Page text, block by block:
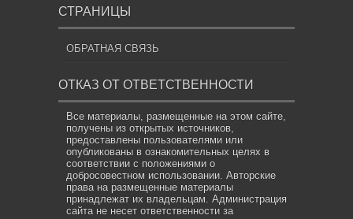
СТРАНИЦЫ
ОБРАТНАЯ СВЯЗЬ
ОТКАЗ ОТ ОТВЕТСТВЕННОСТИ
Все материалы, размещенные на этом сайте,
получены из открытых источников,
предоставлены пользователями или
опубликованы в ознакомительных целях в
соответствии с положениями о
добросовестном использовании. Авторские
права на размещенные материалы
принадлежат их владельцам. Администрация
сайта не несет ответственности за